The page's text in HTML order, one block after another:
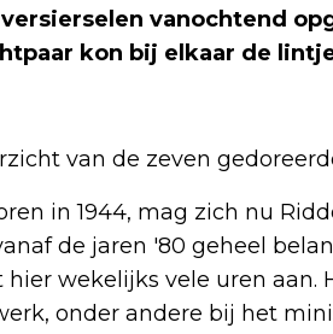
vanochtend
kon bij elkaar de
van de zeven
in 1944, mag zich nu
de jaren '80 geheel
wekelijks vele uren aan.
onder andere bij het